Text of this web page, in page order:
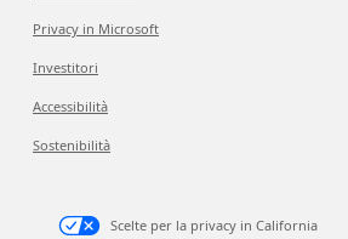
Privacy in Microsoft
Investitori
Accessibilità
Sostenibilità
Scelte per la privacy in California